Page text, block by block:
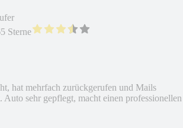
Sterne
hat mehrfach zurückgerufen und Mails
Auto sehr gepflegt, macht einen professionellen